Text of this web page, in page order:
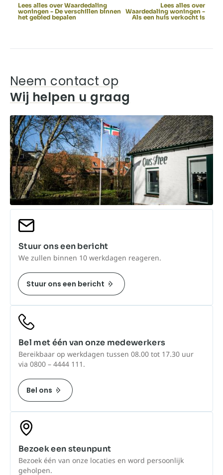
Lees alles over Waardedaling
woningen - De verschillen binnen
het gebied bepalen
Lees alles over
Waardedaling woningen -
Als een huis verkocht is
Neem contact op
Wij helpen u graag
Stuur ons een bericht
We zullen binnen 10 werkdagen reageren.
Stuur ons een bericht
Bel met één van onze medewerkers
Bereikbaar op werkdagen tussen 08.00 tot 17.30 uur
via 0800 – 4444 111.
Bel ons
Bezoek een steunpunt
Bezoek één van onze locaties en word persoonlijk
geholpen.